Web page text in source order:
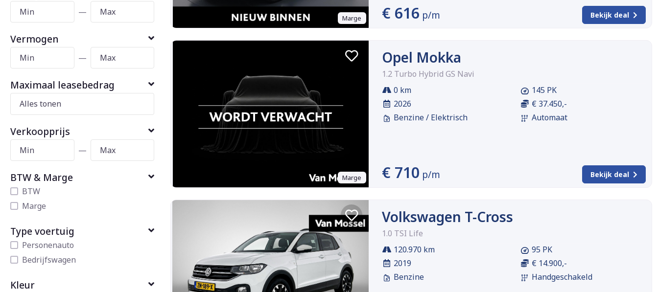
—
Vermogen
—
Maximaal leasebedrag
Verkoopprijs
—
BTW & Marge
BTW
Marge
Type voertuig
Personenauto
Bedrijfswagen
Kleur
Marge € 616 p/m Bekijk deal
Marge
Opel Mokka
1.2 Turbo Hybrid GS Navi
0 km
2026
Benzine / Elektrisch
145 PK
€ 37.450,-
Automaat
€ 710 p/m Bekijk deal
Volkswagen T-Cross
1.0 TSI Life
120.970 km
2019
Benzine
95 PK
€ 14.900,-
Handgeschakeld